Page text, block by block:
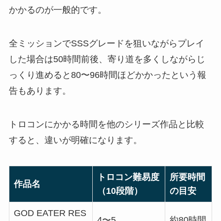
かかるのが一般的です。
全ミッションでSSSグレードを狙いながらプレイ
した場合は50時間前後、寄り道を多くしながらじ
っくり進めると80〜96時間ほどかかったという報
告もあります。
トロコンにかかる時間を他のシリーズ作品と比較
すると、違いが明確になります。
作品名
トロコン難易度
（10段階）
所要時間
の目安
GOD EATER RES